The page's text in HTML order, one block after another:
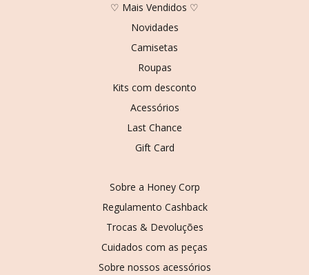
♡ Mais Vendidos ♡
Novidades
Camisetas
Roupas
Kits com desconto
Acessórios
Last Chance
Gift Card
Sobre a Honey Corp
Regulamento Cashback
Trocas & Devoluções
Cuidados com as peças
Sobre nossos acessórios